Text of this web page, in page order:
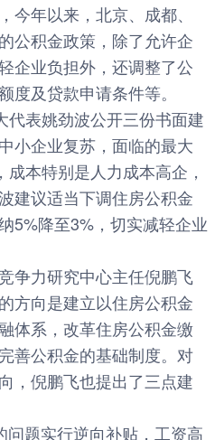
今年以来，北京、成都、
公积金政策，除了允许企
企业负担外，还调整了公
度及贷款申请条件等。
表姚劲波公开三份书面建
小企业复苏，面临的最大
成本特别是人力成本高企，
建议适当下调住房公积金
5%降至3%，切实减轻企业
力研究中心主任倪鹏飞
方向是建立以住房公积金
体系，改革住房公积金缴
善公积金的基础制度。对
，倪鹏飞也提出了三点建
题实行逆向补贴，工资高